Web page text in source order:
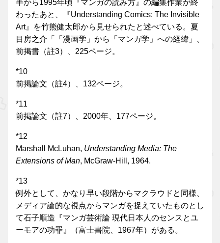
半から1995年頃『マンガの読み方』の編集作業が終
わったあと、『Understanding Comics: The Invisible
Art』を竹熊健太郎から見せられたと述べている。夏
目房之介「「漫画学」から「マンガ学」への経緯」、
前掲書（註3）、225ページ。
*10
前掲論文（註4）、132ページ。
*11
前掲論文（註7）、2000年、177ページ。
*12
Marshall McLuhan, Understanding Media: The
Extensions of Man, McGraw-Hill, 1964.
*13
例外として、かなり早い段階からマクラウドと同様、
メディア論的な視点からマンガを捉えていたものとし
て石子順造『マンガ芸術論 現代日本人のセンスとユ
ーモアの功罪』（富士書院、1967年）がある。